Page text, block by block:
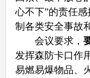
心不下”的责任
制各类安全事故
会议要求，
发挥森防卡口作
易燃易爆物品、